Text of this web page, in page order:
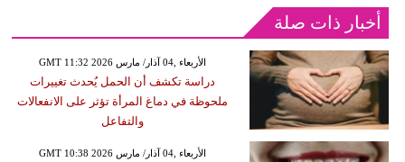
أخبار ذات صلة
GMT 11:32 2026 الأربعاء ,04 آذار/ مارس
دراسة تكشف أن الحمل يُحدث تغييرات
ملحوظة في دماغ المرأة تؤثر على الانفعالات
والتفاعل
GMT 10:38 2026 الأربعاء ,04 آذار/ مارس